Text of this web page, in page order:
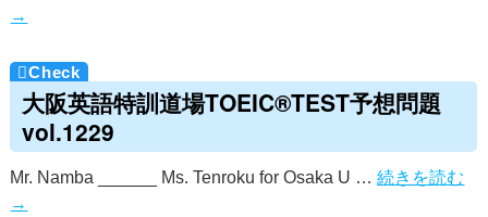
→
大阪英語特訓道場TOEIC®TEST予想問題
vol.1229
Mr. Namba ______ Ms. Tenroku for Osaka U …続きを読む
→